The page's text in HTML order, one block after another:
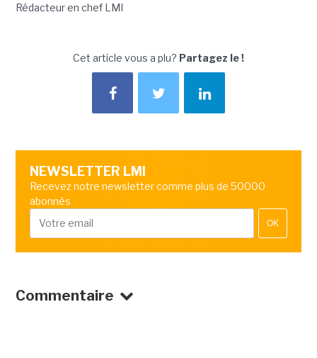
Rédacteur en chef LMI
Cet article vous a plu? Partagez le !
NEWSLETTER LMI
Recevez notre newsletter comme plus de 50000
abonnés
OK
Commentaire